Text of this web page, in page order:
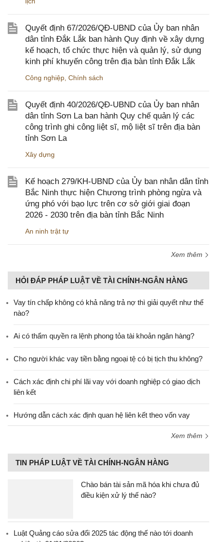
Quyết định 67/2026/QĐ-UBND của Ủy ban nhân
dân tỉnh Đắk Lắk ban hành Quy định về xây dựng
kế hoạch, tổ chức thực hiện và quản lý, sử dụng
kinh phí khuyến công trên địa bàn tỉnh Đắk Lắk
Công nghiệp Chính sách
Quyết định 40/2026/QĐ-UBND của Ủy ban nhân
dân tỉnh Sơn La ban hành Quy chế quản lý các
công trình ghi công liệt sĩ, mộ liệt sĩ trên địa bàn
tỉnh Sơn La
Xây dựng
Kế hoạch 279/KH-UBND của Ủy ban nhân dân tỉnh
Bắc Ninh thực hiện Chương trình phòng ngừa và
ứng phó với bạo lực trên cơ sở giới giai đoạn
2026 - 2030 trên địa bàn tỉnh Bắc Ninh
An ninh trật tự
Xem thêm
HỎI ĐÁP PHÁP LUẬT VỀ TÀI CHÍNH-NGÂN HÀNG
Vay tín chấp không có khả năng trả nợ thì giải quyết như thế
nào?
Ai có thẩm quyền ra lệnh phong tỏa tài khoản ngân hàng?
Cho người khác vay tiền bằng ngoại tệ có bị tịch thu không?
Cách xác định chi phí lãi vay với doanh nghiệp có giao dịch
liên kết
Hướng dẫn cách xác định quan hệ liên kết theo vốn vay
Xem thêm
TIN PHÁP LUẬT VỀ TÀI CHÍNH-NGÂN HÀNG
Chào bán tài sản mã hóa khi chưa đủ
điều kiện xử lý thế nào?
Luật Quảng cáo sửa đổi 2025 tác động thế nào tới doanh